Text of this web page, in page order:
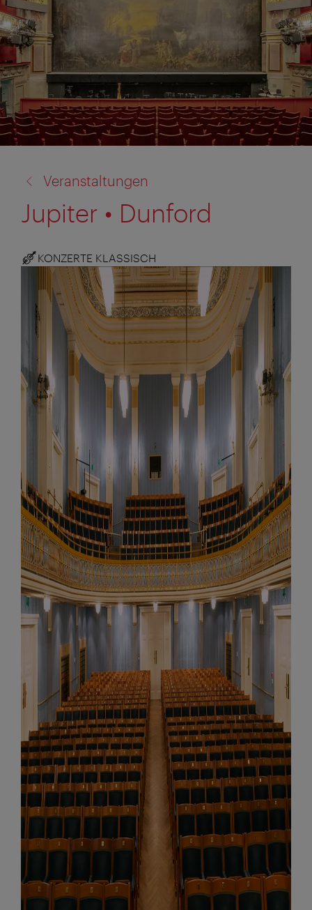
zu:
Veranstaltungen
Jupiter • Dunford
KONZERTE KLASSISCH